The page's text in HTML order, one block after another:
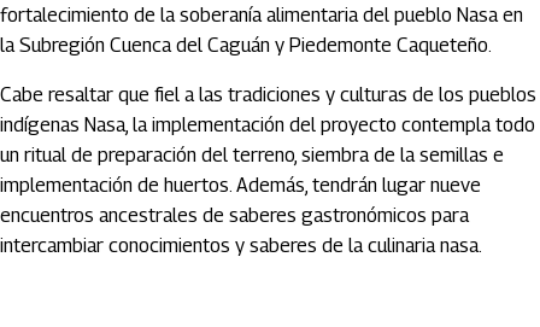
fortalecimiento de la soberanía alimentaria del pueblo Nasa en
la Subregión Cuenca del Caguán y Piedemonte Caqueteño.
Cabe resaltar que fiel a las tradiciones y culturas de los pueblos
indígenas Nasa, la implementación del proyecto contempla todo
un ritual de preparación del terreno, siembra de la semillas e
implementación de huertos. Además, tendrán lugar nueve
encuentros ancestrales de saberes gastronómicos para
intercambiar conocimientos y saberes de la culinaria nasa.